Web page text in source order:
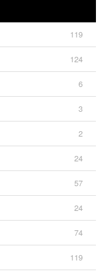
119
124
6
3
2
24
57
24
74
119